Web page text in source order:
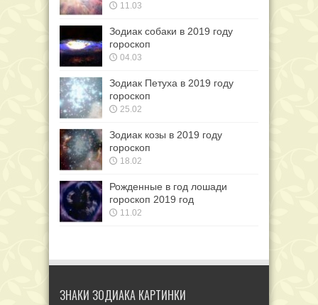
11.03
Зодиак собаки в 2019 году
гороскоп
04.03
Зодиак Петуха в 2019 году
гороскоп
25.02
Зодиак козы в 2019 году
гороскоп
18.02
Рожденные в год лошади
гороскоп 2019 год
11.02
ЗНАКИ ЗОДИАКА КАРТИНКИ